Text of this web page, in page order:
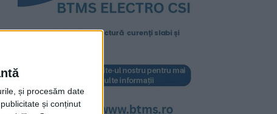
și procesăm date
și conținut